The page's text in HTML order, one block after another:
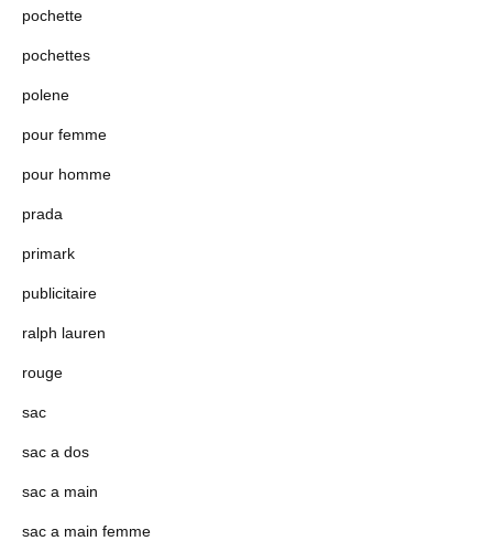
pochette
pochettes
polene
pour femme
pour homme
prada
primark
publicitaire
ralph lauren
rouge
sac
sac a dos
sac a main
sac a main femme